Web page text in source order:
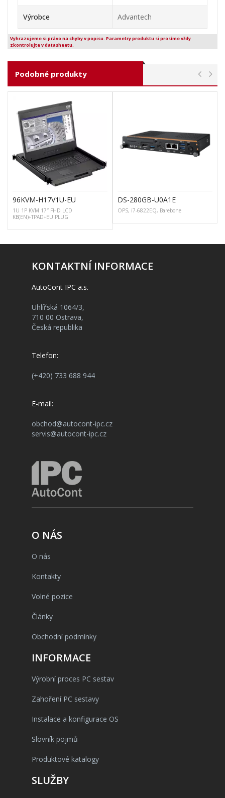
Výrobce Advantech
Vyhrazujeme si právo na chyby v popisu. Parametry produktu si prosíme vždy
zkontrolujte v datasheetu.
Podobné produkty
96KVM-H17V1U-EU
1U 1P KVM 17″ FHD LCD
KB(EN)+TPAD+EU PLUG
DS-280GB-U0A1E
OPS, i7-6822EQ, Barebone
KONTAKTNÍ INFORMACE
AutoCont IPC a.s.
Uhlířská 1064/3,
710 00 Ostrava,
Česká republika
Telefon:
(+420) 733 688 944
E-mail:
obchod@autocont-ipc.cz
servis@autocont-ipc.cz
O NÁS
O nás
Kontakty
Volné pozice
Články
Obchodní podmínky
INFORMACE
Výrobní proces PC sestav
Zahoření PC sestavy
Instalace a konfigurace OS
Slovník pojmů
Produktové katalogy
SLUŽBY